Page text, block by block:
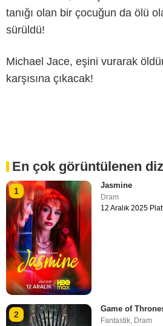
tanığı olan bir çocuğun da ölü
sürüldü!
Michael Jace, eşini vurarak
karşısına çıkacak!
En çok görüntülenen
1
Jasmine
Dram
12 Aralık 2025
2
Game of
Fantastik, Dram